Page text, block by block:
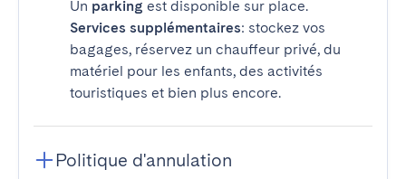
Un parking est disponible sur place.
Services supplémentaires: stockez vos
bagages, réservez un chauffeur privé, du
matériel pour les enfants, des activités
touristiques et bien plus encore.
Politique d'annulation